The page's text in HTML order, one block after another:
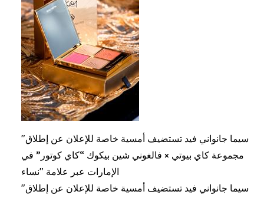
"سيما جانواني فيد تستضيف أمسية خاصة للإعلان عن إطلاق
مجموعة كاي بيوتي × فالغوني شين بيكوك “كاي كوتور” في
الإمارات عبر علامة "نساء
"سيما جانواني فيد تستضيف أمسية خاصة للإعلان عن إطلاق